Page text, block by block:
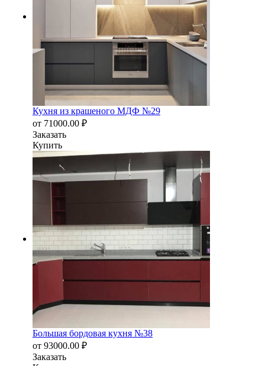
Кухня из крашеного МДФ №29
от 71000.00 ₽
Заказать
Купить
Большая бордовая кухня №38
от 93000.00 ₽
Заказать